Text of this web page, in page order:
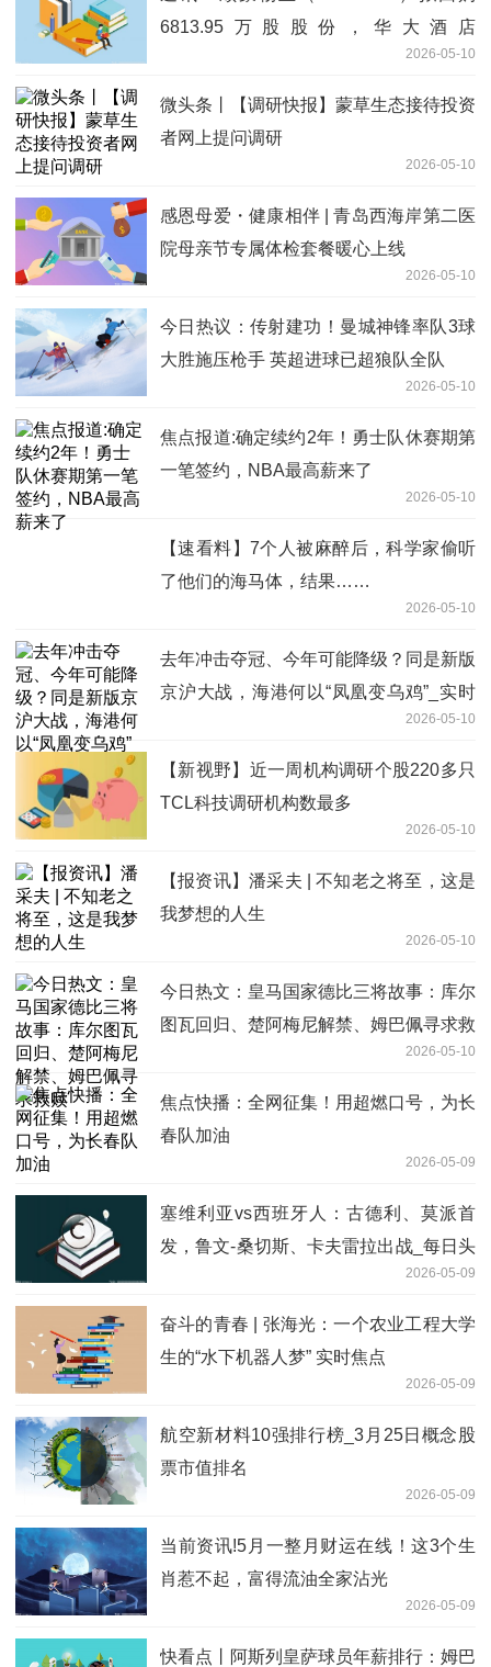
6813.95万股股份，华大酒店
2026-05-10
微头条丨【调研快报】蒙草生态接待投资
者网上提问调研
2026-05-10
感恩母爱・健康相伴 | 青岛西海岸第二医
院母亲节专属体检套餐暖心上线
2026-05-10
今日热议：传射建功！曼城神锋率队3球
大胜施压枪手 英超进球已超狼队全队
2026-05-10
焦点报道:确定续约2年！勇士队休赛期第
一笔签约，NBA最高薪来了
2026-05-10
【速看料】7个人被麻醉后，科学家偷听
了他们的海马体，结果……
2026-05-10
去年冲击夺冠、今年可能降级？同是新版
京沪大战，海港何以“凤凰变乌鸡”_实时
2026-05-10
【新视野】近一周机构调研个股220多只
TCL科技调研机构数最多
2026-05-10
【报资讯】潘采夫 | 不知老之将至，这是
我梦想的人生
2026-05-10
今日热文：皇马国家德比三将故事：库尔
图瓦回归、楚阿梅尼解禁、姆巴佩寻求救
2026-05-10
焦点快播：全网征集！用超燃口号，为长
春队加油
2026-05-09
塞维利亚vs西班牙人：古德利、莫派首
发，鲁文-桑切斯、卡夫雷拉出战_每日头
2026-05-09
奋斗的青春 | 张海光：一个农业工程大学
生的“水下机器人梦” 实时焦点
2026-05-09
航空新材料10强排行榜_3月25日概念股
票市值排名
2026-05-09
当前资讯!5月一整月财运在线！这3个生
肖惹不起，富得流油全家沾光
2026-05-09
快看点丨阿斯列皇萨球员年薪排行：姆巴